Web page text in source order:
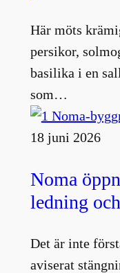
Här möts
persikor,
basilika i en
som…
18 juni 2026
Noma
ledning
Det är inte
aviserat